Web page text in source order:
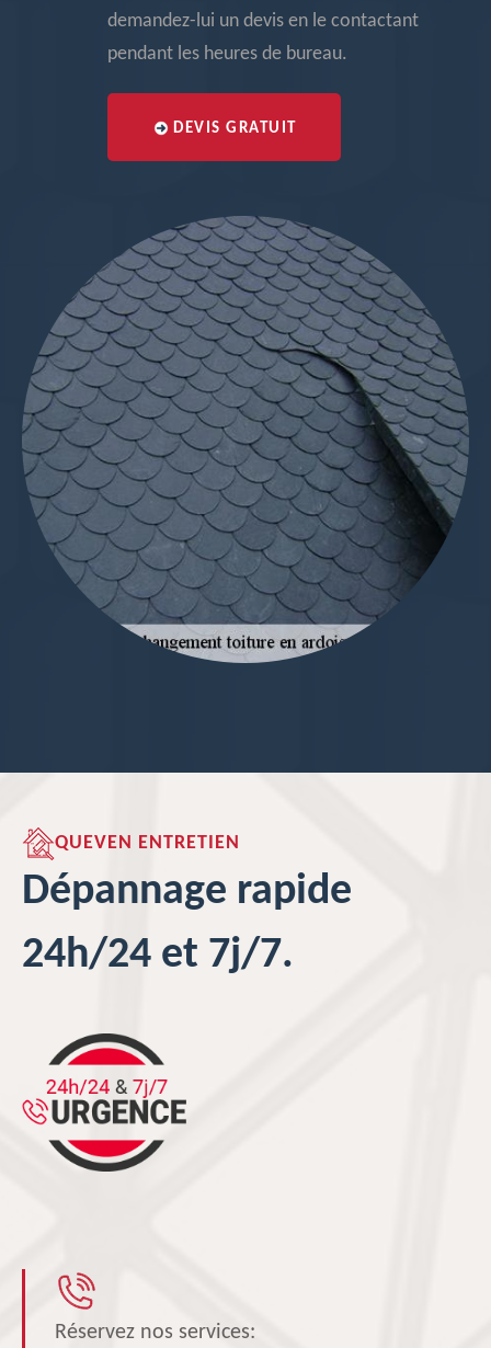
demandez-lui un devis en le contactant
pendant les heures de bureau.
DEVIS GRATUIT
QUEVEN ENTRETIEN
Dépannage rapide
24h/24 et 7j/7.
Réservez nos services: